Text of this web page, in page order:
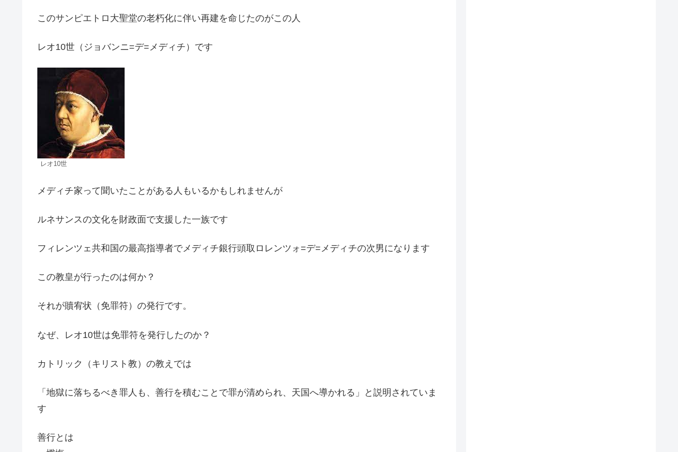
このサンピエトロ大聖堂の老朽化に伴い再建を命じたのがこの人
レオ10世（ジョバンニ=デ=メディチ）です
レオ10世
メディチ家って聞いたことがある人もいるかもしれませんが
ルネサンスの文化を財政面で支援した一族です
フィレンツェ共和国の最高指導者でメディチ銀行頭取ロレンツォ=デ=メディチの次男になります
この教皇が行ったのは何か？
それが贖宥状（免罪符）の発行です。
なぜ、レオ10世は免罪符を発行したのか？
カトリック（キリスト教）の教えでは
「地獄に落ちるべき罪人も、善行を積むことで罪が清められ、天国へ導かれる」と説明されていま
す
善行とは